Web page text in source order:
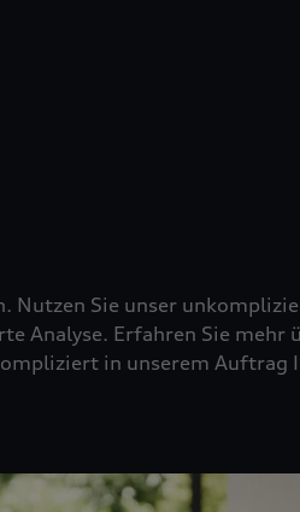
Nutzen Sie unser
Analyse. Erfahren Sie mehr
in unserem Auftrag